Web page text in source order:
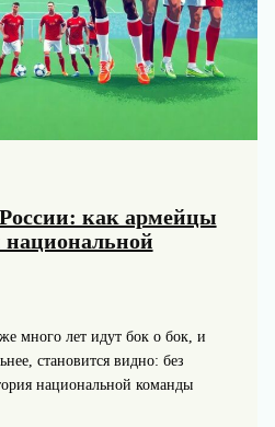
как армейцы
национальной
много лет идут бок о бок, и
становится видно: без
национальной команды